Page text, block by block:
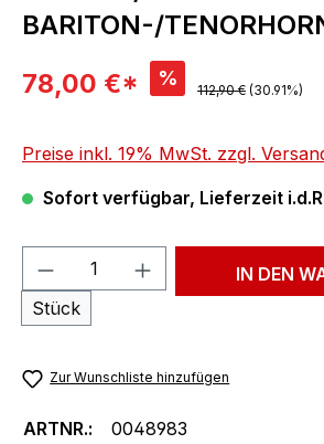
BARITON-/
Verkaufspreis:
78,00 €* % Regulärer Preis:
112,90 € (30.91%)
Preise inkl. 19% MwSt. zzgl.
Sofort verfügbar, Lieferzeit
Produkt Anzahl: Gib
Stück
IN DEN
Zur Wunschliste hinzufügen
ARTNR.:
0048983